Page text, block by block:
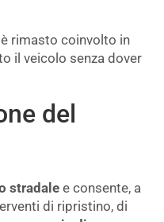
rimasto coinvolto in
il veicolo senza dover
del
stradalee consente, a
di ripristino, di